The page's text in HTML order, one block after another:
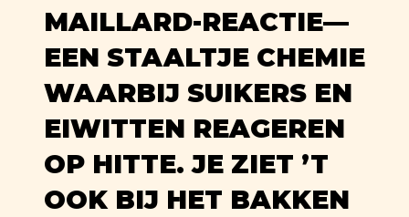
MAILLARD-REACTIE—
EEN STAALTJE CHEMIE
WAARBIJ SUIKERS EN
EIWITTEN REAGEREN
OP HITTE. JE ZIET ’T
OOK BIJ HET BAKKEN